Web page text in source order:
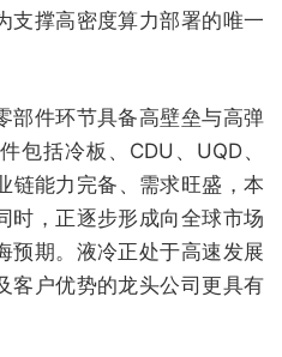
支撑高密度算力部署的唯一
部件环节具备高壁垒与高弹
包括冷板、CDU、UQD、
链能力完备、需求旺盛，本
时，正逐步形成向全球市场
预期。液冷正处于高速发展
客户优势的龙头公司更具有